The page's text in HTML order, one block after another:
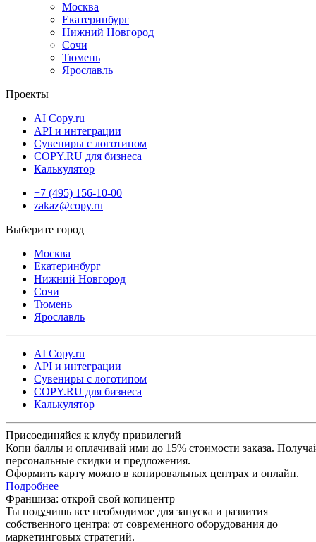
Москва
Екатеринбург
Нижний Новгород
Сочи
Тюмень
Ярославль
Проекты
AI Copy.ru
API и интеграции
Сувениры с логотипом
COPY.RU для бизнеса
Калькулятор
+7 (495) 156-10-00
zakaz@copy.ru
Москва
Екатеринбург
Нижний Новгород
Сочи
Тюмень
Ярославль
AI Copy.ru
API и интеграции
Сувениры с логотипом
COPY.RU для бизнеса
Калькулятор
Присоединяйся к клубу привилегий
Копи баллы и оплачивай ими до 15% стоимости заказа.
персональные скидки и предложения.
Оформить карту можно в копировальных центрах и онлайн.
Подробнее
Франшиза: открой свой копицентр
Ты получишь все необходимое для запуска и развития
собственного центра: от современного оборудования до
маркетинговых стратегий.